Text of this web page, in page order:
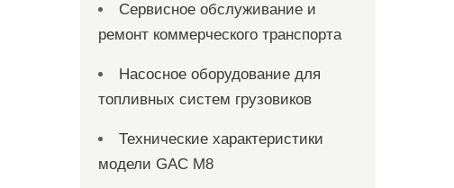
Сервисное обслуживание и
ремонт коммерческого транспорта
Насосное оборудование для
топливных систем грузовиков
Технические характеристики
модели GAC M8